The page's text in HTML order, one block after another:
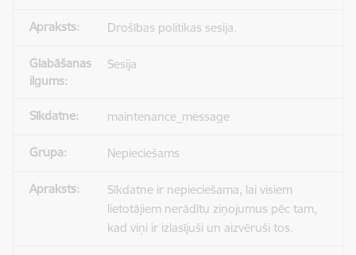
Drošības politikas sesija.
Sesija
maintenance_message
Nepieciešams
Sīkdatne ir nepieciešama, lai visiem
lietotājiem nerādītu ziņojumus pēc tam,
kad viņi ir izlasījuši un aizvēruši tos.